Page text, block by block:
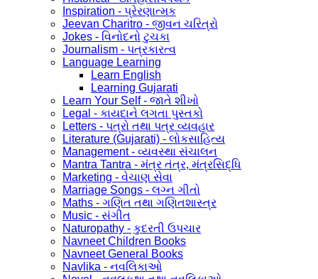
Inspiration - પ્રેરણાત્મક
Jeevan Charitro - જીવન ચરિત્રો
Jokes - વિનોદનો ટુચકા
Journalism - પત્રકારત્વ
Language Learning
Learn English
Learning Gujarati
Learn Your Self - જાતે શીખો
Legal - કાયદાને લગતા પુસ્તકો
Letters - પત્રો તથા પત્ર વ્યવહાર
Literature (Gujarati) - લોકસાહિત્ય
Management - વ્યવસ્થા સંચાલન
Mantra Tantra - મંત્ર તંત્ર, મંત્રસિદ્ધિ
Marketing - વેચાણ સેવા
Marriage Songs - લગ્ન ગીતો
Maths - ગણિત તથા ગણિતશાસ્ત્ર
Music - સંગીત
Naturopathy - કુદરતી ઉપચાર
Navneet Children Books
Navneet General Books
Navlika - નવલિકાઓ